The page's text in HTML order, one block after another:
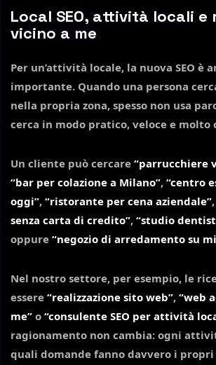
Local SEO, attività locali e
vicino a me
Per un’attività locale, la nuova SEO è
importante. Quando una persona
nella propria zona, spesso non usa
cerca in modo pratico, veloce e molto
Un cliente può cercare “parrucchiere
“bar per colazione a Milano”, “centro
oggi”, “ristorante per cena aziendale”,
senza carta di credito”, “studio
oppure “negozio di arredamento su
Nel nostro settore, per esempio, le
essere “realizzazione sito web”, “web
me” o “consulente SEO per attività
ragionamento non cambia: ogni
quali domande fanno davvero i